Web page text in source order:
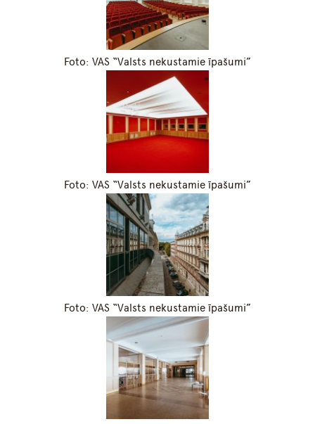
Foto: VAS “Valsts nekustamie īpašumi”
Foto: VAS “Valsts nekustamie īpašumi”
Foto: VAS “Valsts nekustamie īpašumi”